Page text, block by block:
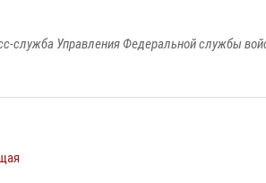
служба Управления Федеральной службы